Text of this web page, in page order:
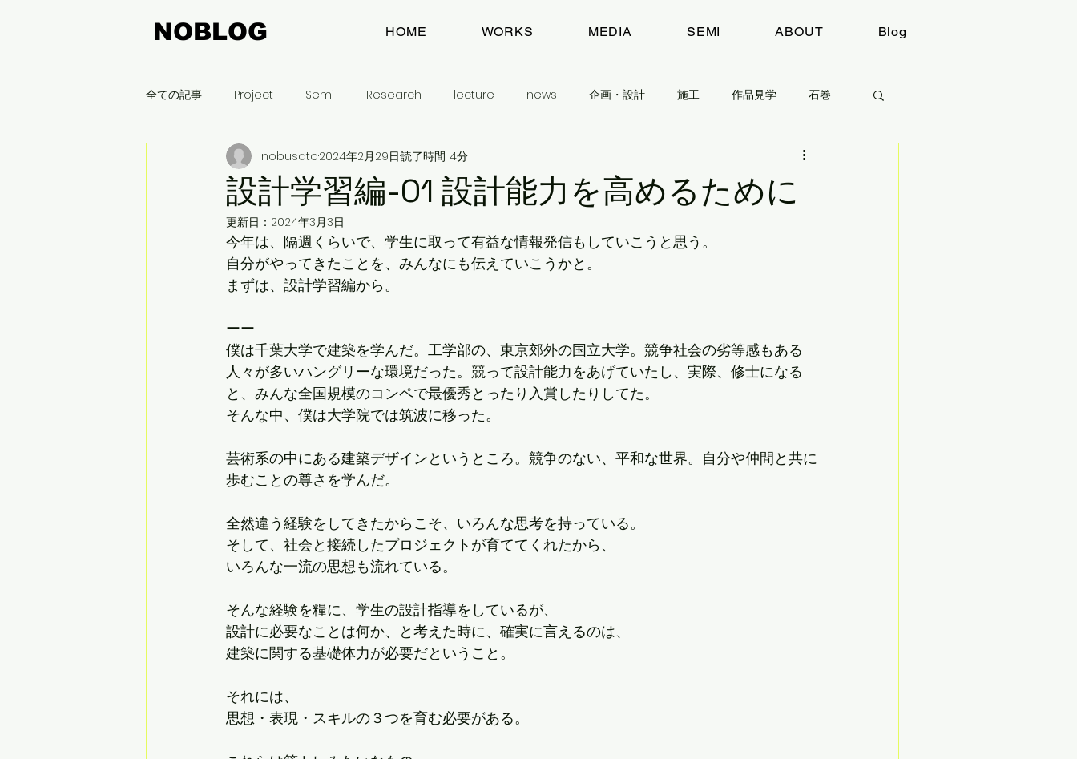
NOBLOG HOME WORKS MEDIA SEMI ABOUT Blog
全ての記事 Project Semi Research lecture news 企画・設計 施工 作品見学 石巻
木曽平沢 名古屋 建築とまちのお話 取材
まちづくり 刈谷 新潟
設計学習編-01 設計能力を高めるために
nobusato2024年2月29日読了時間: 4分
更新日： 2024年3月3日
今年は、隔週くらいで、学生に取って有益な情報発信もしていこうと思う。
自分がやってきたことを、みんなにも伝えていこうかと。
まずは、設計学習編から。
ーー
僕は千葉大学で建築を学んだ。工学部の、東京郊外の国立大学。競争社会の劣等感もある
人々が多いハングリーな環境だった。競って設計能力をあげていたし、実際、修士になる
と、みんな全国規模のコンペで最優秀とったり入賞したりしてた。
そんな中、僕は大学院では筑波に移った。
芸術系の中にある建築デザインというところ。競争のない、平和な世界。自分や仲間と共に
歩むことの尊さを学んだ。
全然違う経験をしてきたからこそ、いろんな思考を持っている。
そして、社会と接続したプロジェクトが育ててくれたから、
いろんな一流の思想も流れている。
そんな経験を糧に、学生の設計指導をしているが、
設計に必要なことは何か、と考えた時に、確実に言えるのは、
建築に関する基礎体力が必要だということ。
それには、
思想・表現・スキルの３つを育む必要がある。